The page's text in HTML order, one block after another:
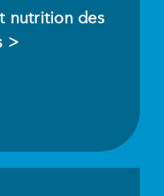
nutrition des
>